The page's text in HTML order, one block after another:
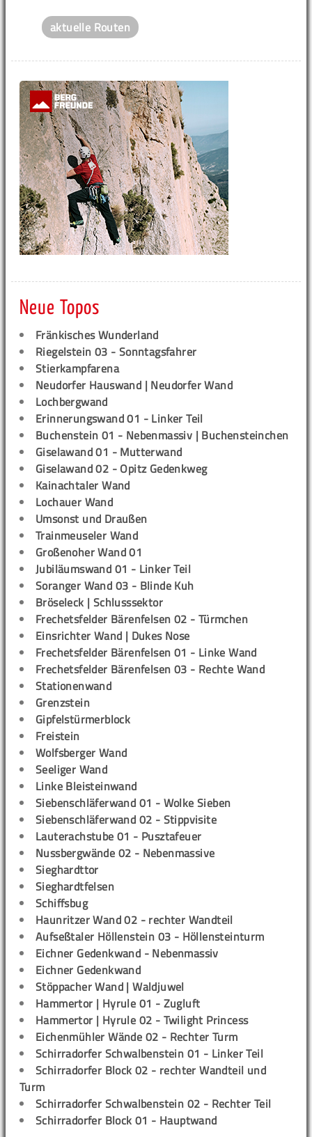
aktuelle Routen
Neue Topos
Fränkisches Wunderland
Riegelstein 03 - Sonntagsfahrer
Stierkampfarena
Neudorfer Hauswand | Neudorfer Wand
Lochbergwand
Erinnerungswand 01 - Linker Teil
Buchenstein 01 - Nebenmassiv | Buchensteinchen
Giselawand 01 - Mutterwand
Giselawand 02 - Opitz Gedenkweg
Kainachtaler Wand
Lochauer Wand
Umsonst und Draußen
Trainmeuseler Wand
Großenoher Wand 01
Jubiläumswand 01 - Linker Teil
Soranger Wand 03 - Blinde Kuh
Bröseleck | Schlusssektor
Frechetsfelder Bärenfelsen 02 - Türmchen
Einsrichter Wand | Dukes Nose
Frechetsfelder Bärenfelsen 01 - Linke Wand
Frechetsfelder Bärenfelsen 03 - Rechte Wand
Stationenwand
Grenzstein
Gipfelstürmerblock
Freistein
Wolfsberger Wand
Seeliger Wand
Linke Bleisteinwand
Siebenschläferwand 01 - Wolke Sieben
Siebenschläferwand 02 - Stippvisite
Lauterachstube 01 - Pusztafeuer
Nussbergwände 02 - Nebenmassive
Sieghardttor
Sieghardtfelsen
Schiffsbug
Haunritzer Wand 02 - rechter Wandteil
Aufseßtaler Höllenstein 03 - Höllensteinturm
Eichner Gedenkwand - Nebenmassiv
Eichner Gedenkwand
Stöppacher Wand | Waldjuwel
Hammertor | Hyrule 01 - Zugluft
Hammertor | Hyrule 02 - Twilight Princess
Eichenmühler Wände 02 - Rechter Turm
Schirradorfer Schwalbenstein 01 - Linker Teil
Schirradorfer Block 02 - rechter Wandteil und
Turm
Schirradorfer Schwalbenstein 02 - Rechter Teil
Schirradorfer Block 01 - Hauptwand